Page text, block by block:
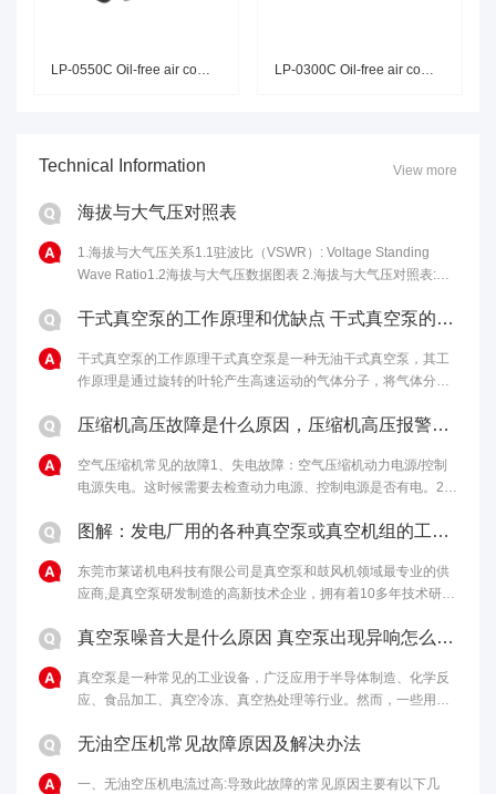
LP-0550C Oil-free air compress LP-0300C Oil-free air compress
Technical Information View more
海拔与大气压对照表
1.海拔与大气压关系1.1驻波比（VSWR）: Voltage Standing
Wave Ratio1.2海拔与大气压数据图表 2.海拔与大气压对照表:海
干式真空泵的工作原理和优缺点 干式真空泵的性能特点
干式真空泵的工作原理干式真空泵是一种无油干式真空泵，其工
作原理是通过旋转的叶轮产生高速运动的气体分子，将气体分子
排气的目的。干式真空泵的优点包括......
压缩机高压故障是什么原因，压缩机高压报警原因和解决办法
空气压缩机常见的故障1、失电故障：空气压缩机动力电源/控制
电源失电。这时候需要去检查动力电源、控制电源是否有电。2、
够充分，电机本身或轴承有问题......
图解：发电厂用的各种真空泵或真空机组的工作原理
东莞市莱诺机电科技有限公司是真空泵和鼓风机领域最专业的供
应商,是真空泵研发制造的高新技术企业，拥有着10多年技术研发
112-722。...
真空泵噪音大是什么原因 真空泵出现异响怎么处理
真空泵是一种常见的工业设备，广泛应用于半导体制造、化学反
应、食品加工、真空冷冻、真空热处理等行业。然而，一些用户
将从噪音和异响两个方面探讨真空泵......
无油空压机常见故障原因及解决办法
一、无油空压机电流过高:导致此故障的常见原因主要有以下几